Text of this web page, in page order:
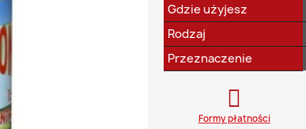
Gdzie użyjesz
Rodzaj
Przeznaczenie
Formy płatności